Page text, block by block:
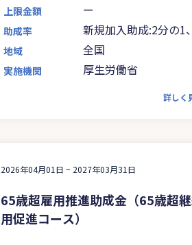
上限金額 ー
助成率
新規加入助成:2分の1
変更助成:3分の1
地域 全国
実施機関 厚生労働省
詳しく
2026年04月01日 ~ 2027年03月31日
65歳超雇用推進助成金（65歳超
用促進コース）